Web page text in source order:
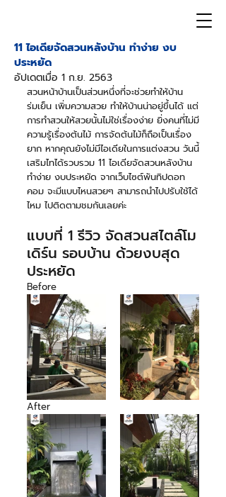
11 ไอเดียจัดสวนหลังบ้าน ทำง่าย งบ
ประหยัด
อัปเดตเมื่อ 1 ก.ย. 2563
สวนหน้าบ้านเป็นส่วนหนึ่งที่จะช่วยทำให้บ้าน
ร่มเย็น เพิ่มความสวย ทำให้บ้านน่าอยู่ขึ้นได้ แต่
การทำสวนให้สวยนั้นไม่ใช่เรื่องง่าย ยิ่งคนที่ไม่มี
ความรู้เรื่องต้นไม้ การจัดต้นไม้ก็ถือเป็นเรื่อง
ยาก หากคุณยังไม่มีไอเดียในการแต่งสวน วันนี้
เสริมไทได้รวบรวม 11 ไอเดียจัดสวนหลังบ้าน
ทำง่าย งบประหยัด จากเว็บไซต์พันทิปดอท
คอม จะมีแบบไหนสวยๆ สามารถนำไปปรับใช้ได้
ไหม ไปติดตามชมกันเลยค่ะ
แบบที่ 1 รีวิว จัดสวนสไตล์โม
เดิร์น รอบบ้าน ด้วยงบสุด
ประหยัด
Before
After